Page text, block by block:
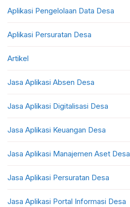
Aplikasi Pengelolaan Data Desa
Aplikasi Persuratan Desa
Artikel
Jasa Aplikasi Absen Desa
Jasa Aplikasi Digitalisasi Desa
Jasa Aplikasi Keuangan Desa
Jasa Aplikasi Manajemen Aset Desa
Jasa Aplikasi Persuratan Desa
Jasa Aplikasi Portal Informasi Desa